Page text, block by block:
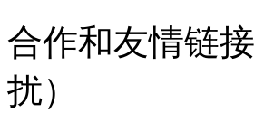
合作和友情链
扰）